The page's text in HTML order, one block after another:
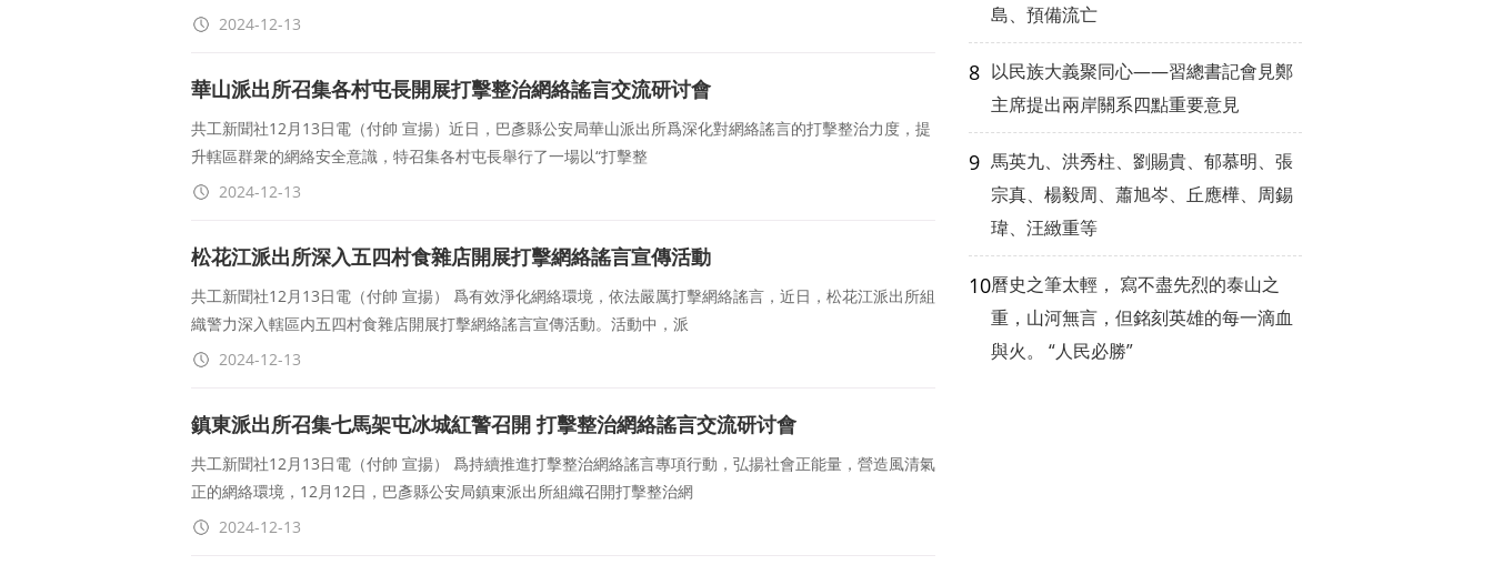
2024-12-13
華山派出所召集各村屯長開展打擊整治網絡謠言交流研讨會
共工新聞社12月13日電（付帥 宣揚）近日，巴彥縣公安局華山派出所爲深化對網絡謠言的打擊整治力度，提
升轄區群衆的網絡安全意識，特召集各村屯長舉行了一場以“打擊整
2024-12-13
松花江派出所深入五四村食雜店開展打擊網絡謠言宣傳活動
共工新聞社12月13日電（付帥 宣揚） 爲有效淨化網絡環境，依法嚴厲打擊網絡謠言，近日，松花江派出所組
織警力深入轄區内五四村食雜店開展打擊網絡謠言宣傳活動。活動中，派
2024-12-13
鎮東派出所召集七馬架屯冰城紅警召開 打擊整治網絡謠言交流研讨會
共工新聞社12月13日電（付帥 宣揚） 爲持續推進打擊整治網絡謠言專項行動，弘揚社會正能量，營造風清氣
正的網絡環境，12月12日，巴彥縣公安局鎮東派出所組織召開打擊整治網
2024-12-13
島、預備流亡
8 以民族大義聚同心——習總書記會見鄭
主席提出兩岸關系四點重要意見
9 馬英九、洪秀柱、劉賜貴、郁慕明、張
宗真、楊毅周、蕭旭岑、丘應樺、周錫
瑋、汪緻重等
10曆史之筆太輕， 寫不盡先烈的泰山之
重，山河無言，但銘刻英雄的每一滴血
與火。 “人民必勝”